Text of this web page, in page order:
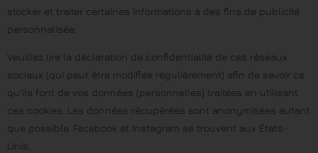
stocker et traiter certaines informations à des fins de publicité
personnalisée.
Veuillez lire la déclaration de confidentialité de ces réseaux
sociaux (qui peut être modifiée régulièrement) afin de savoir ce
qu’ils font de vos données (personnelles) traitées en utilisant
ces cookies. Les données récupérées sont anonymisées autant
que possible. Facebook et Instagram se trouvent aux États-
Unis.